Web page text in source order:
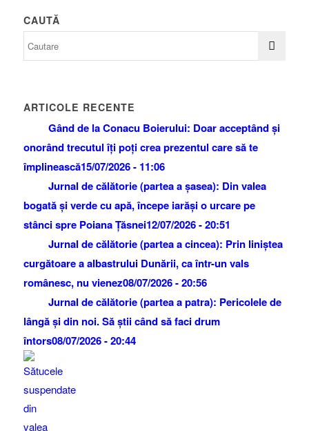
CAUTĂ
ARTICOLE RECENTE
Gând de la Conacu Boierului: Doar acceptând și
onorând trecutul îți poți crea prezentul care să te
împlinească15/07/2026 - 11:06
Jurnal de călătorie (partea a șasea): Din valea
bogată și verde cu apă, începe iarăși o urcare pe
stânci spre Poiana Țăsnei12/07/2026 - 20:51
Jurnal de călătorie (partea a cincea): Prin liniștea
curgătoare a albastrului Dunării, ca într-un vals
românesc, nu vienez08/07/2026 - 20:56
Jurnal de călătorie (partea a patra): Pericolele de
lângă și din noi. Să știi când să faci drum
întors08/07/2026 - 20:44